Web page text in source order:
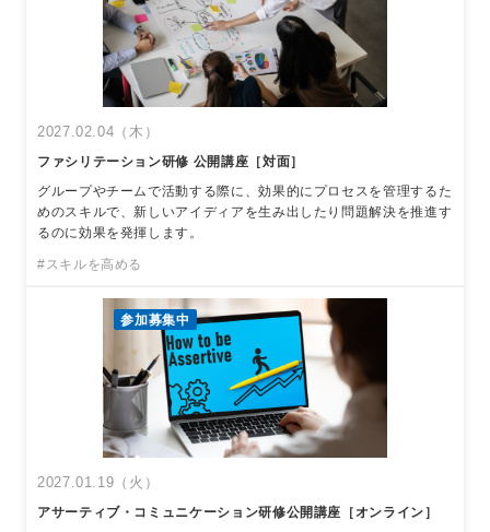
2027.02.04（木）
ファシリテーション研修 公開講座［対面］
グループやチームで活動する際に、効果的にプロセスを管理するた
めのスキルで、新しいアイディアを生み出したり問題解決を推進す
るのに効果を発揮します。
#スキルを高める
参加募集中
2027.01.19（火）
アサーティブ・コミュニケーション研修公開講座［オンライン］